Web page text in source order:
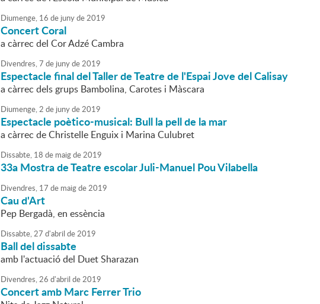
Diumenge, 16 de junyde2019
Concert Coral
a càrrec del Cor Adzé Cambra
Divendres,7 de junyde2019
Espectacle final del Taller de Teatre de l'Espai Jove del Calisay
a càrrec dels grups Bambolina, Carotes i Màscara
Diumenge,2 de junyde2019
Espectacle poètico-musical: Bull la pell de la mar
a càrrec de Christelle Enguix i Marina Culubret
Dissabte, 18 de maigde2019
33a Mostra de Teatre escolar Juli-Manuel Pou Vilabella
Divendres, 17 de maigde2019
Cau d'Art
Pep Bergadà, en essència
Dissabte,27 d'abril de2019
Ball del dissabte
amb l'actuació del Duet Sharazan
Divendres,26 d'abril de2019
Concert amb Marc Ferrer Trio